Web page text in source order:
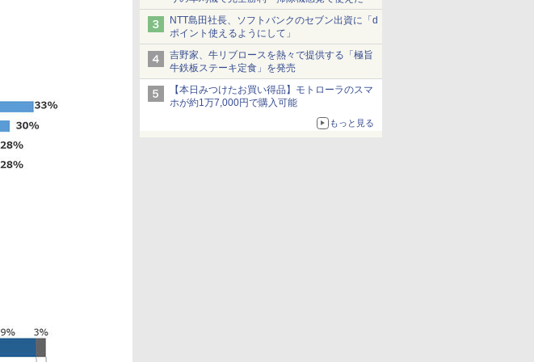
NTT島田社長、ソフトバンクのセブン出資に「d
ポイント使えるようにして」
吉野家、牛リブロースを熱々で提供する「極旨
牛鉄板ステーキ定食」を発売
【本日みつけたお買い得品】モトローラのスマ
ホが約1万7,000円で購入可能
もっと見る